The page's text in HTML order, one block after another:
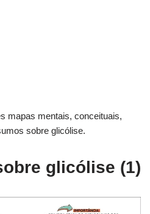
mapas mentais, conceituais,
sobre glicólise.
glicólise (1)